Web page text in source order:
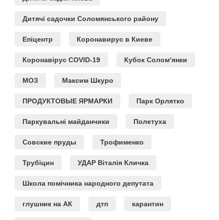
Дитячі садочки Соломянського району
Епіцентр Коронавирус в Киеве
Коронавірус COVID-19 Кубок Солом‘янки
МОЗ Максим Шкуро
ПРОДУКТОВЫЕ ЯРМАРКИ Парк Орлятко
Паркувальні майданчики Полетуха
Совские пруды Трофименко
Трубіцин УДАР Віталія Кличка
Школа помічника народного депутата
глушник на АК дтп карантин